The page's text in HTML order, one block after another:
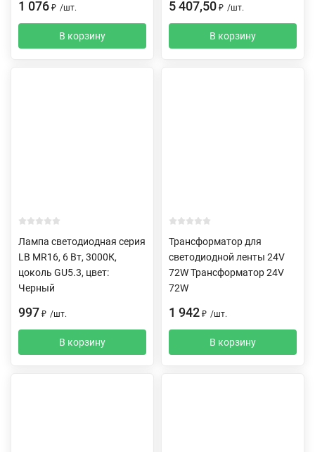
1 076 ₽ /шт.
В корзину
5 407,50 ₽ /шт.
В корзину
Лампа светодиодная серия
LB MR16, 6 Вт, 3000К,
цоколь GU5.3, цвет:
Черный
997 ₽ /шт.
В корзину
Трансформатор для
светодиодной ленты 24V
72W Трансформатор 24V
72W
1 942 ₽ /шт.
В корзину